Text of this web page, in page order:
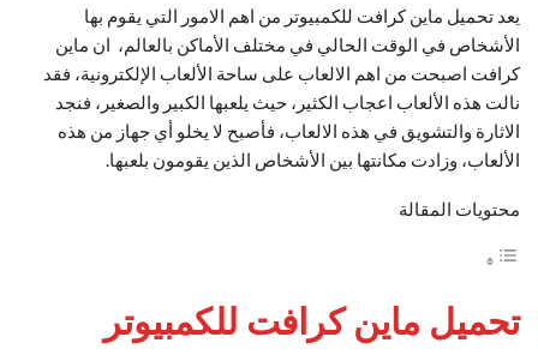
يعد تحميل ماين كرافت للكمبيوتر من اهم الامور التي يقوم بها
الأشخاص في الوقت الحالي في مختلف الأماكن بالعالم، ان ماين
كرافت اصبحت من اهم الالعاب على ساحة الألعاب الإلكترونية، فقد
نالت هذه الألعاب اعجاب الكثير، حيث يلعبها الكبير والصغير، فنجد
الاثارة والتشويق في هذه الالعاب، فأصبح لا يخلو أي جهاز من هذه
الألعاب، وزادت مكانتها بين الأشخاص الذين يقومون بلعبها.
محتويات المقالة
تحميل ماين كرافت للكمبيوتر